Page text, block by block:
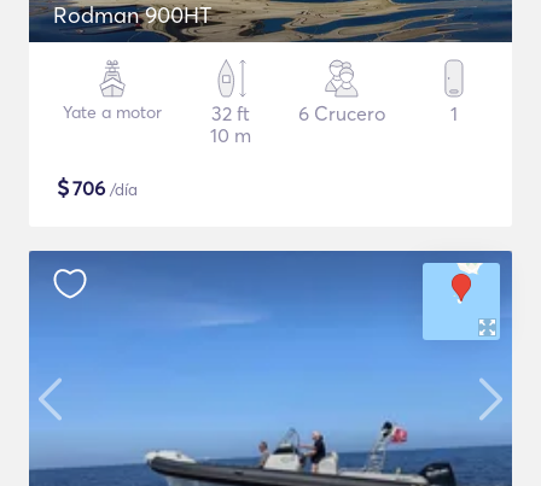
Rodman 900HT
Yate a motor
32 ft
10 m
6 Crucero 1
$706 /día